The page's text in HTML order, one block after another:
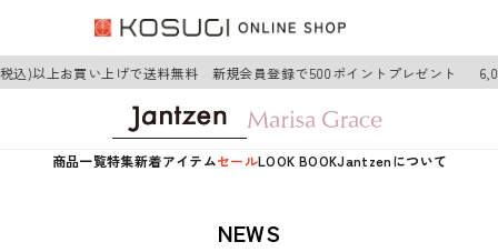
込)以上お買い上げで送料無料 新規会員登録で500ポイントプレゼント
商品一覧特集新着アイテムセールLOOK BOOKJantzenについて
NEWS